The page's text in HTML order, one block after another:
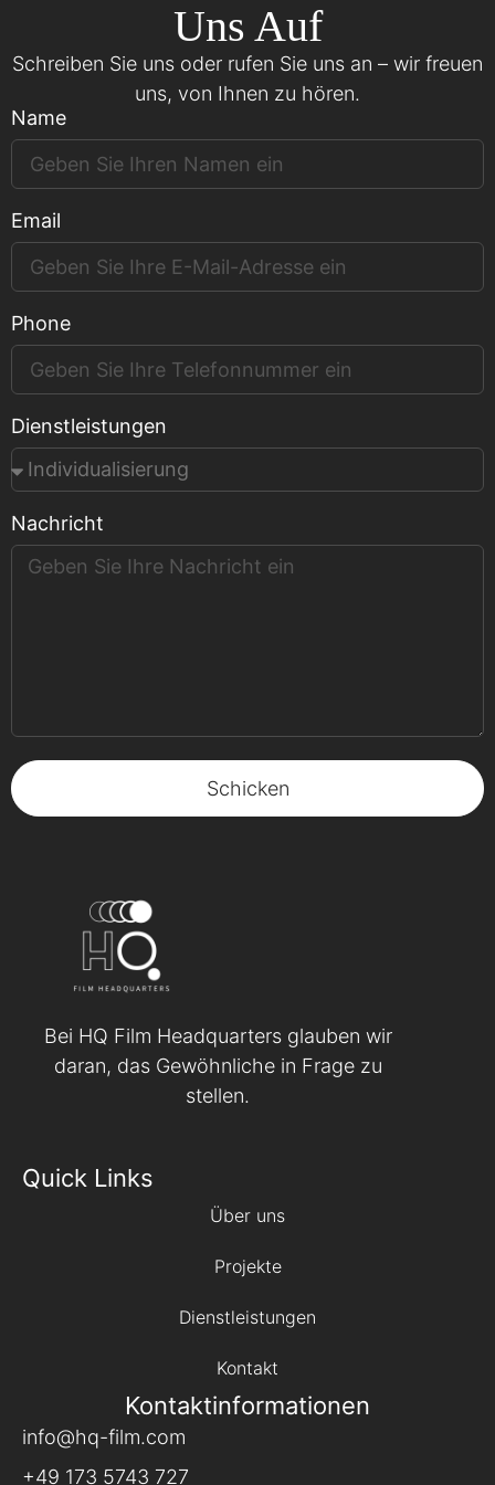
Uns Auf
Schreiben Sie uns oder rufen Sie uns an – wir freuen
uns, von Ihnen zu hören.
Name
Email
Phone
Dienstleistungen
Nachricht
Schicken
Bei HQ Film Headquarters glauben wir
daran, das Gewöhnliche in Frage zu
stellen.
Quick Links
Über uns
Projekte
Dienstleistungen
Kontakt
Kontaktinformationen
info@hq-film.com
+49 173 5743 727